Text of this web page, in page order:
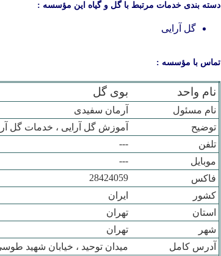
دسته بندی خدمات مرتبط با گل و گیاه این مؤسسه :
گل آرایی
تماس با مؤسسه :
نام واحد بوی گل
نام مسئول
آرمان سفیدی
توضیح
آموزش گل آرایی ، خدمات گل
تلفن
---
موبایل
---
فاکس
28424059
کشور
ایران
استان
تهران
شهر
تهران
آدرس کامل
میدان توحید ، خیابان شهید طوسی ، پلاک